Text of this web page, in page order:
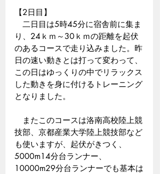
【2日目】
二日目は5時45分に宿舎前に集ま
り、24ｋｍ～30ｋｍの距離を起伏
のあるコースで走り込みました。昨
日の速い動きとは打って変わって、
この日はゆっくりの中でリラックス
した動きを身に付けるトレーニング
となりました。
またこのコースは洛南高校陸上競
技部、京都産業大学陸上競技部など
も使いますが、起伏がきつく、
5000m14分台ランナー、
10000m29分台ランナーでも基本は